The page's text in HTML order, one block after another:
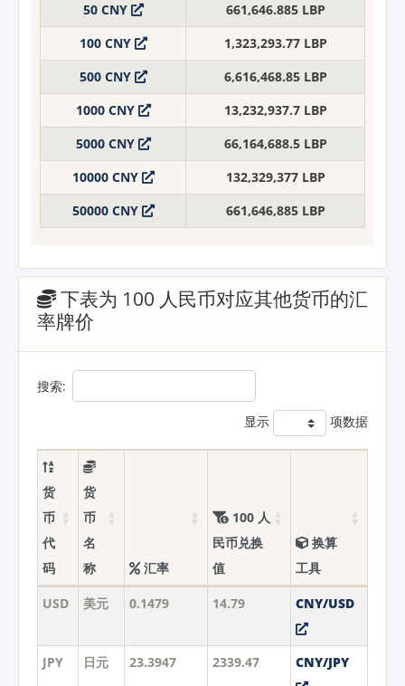
50 CNY
661,646.885 LBP
100 CNY
1,323,293.77 LBP
500 CNY
6,616,468.85 LBP
1000 CNY
13,232,937.7 LBP
5000 CNY
66,164,688.5 LBP
10000 CNY
132,329,377 LBP
50000 CNY
661,646,885 LBP
下表为 100 人民币对应其他货币的汇
率牌价
搜索:
显示 项数据
货
币
代
码
货
币
名
称
汇率
100 人
民币兑换
值
换算
工具
USD 美元 0.1479 14.79 CNY/USD
JPY 日元 23.3947 2339.47 CNY/JPY